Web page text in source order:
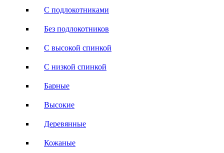
С подлокотниками
Без подлокотников
С высокой спинкой
С низкой спинкой
Барные
Высокие
Деревянные
Кожаные